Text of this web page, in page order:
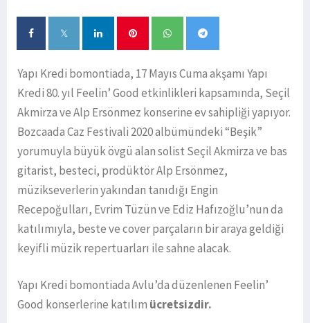
Yapı Kredi bomontiada, 17 Mayıs Cuma akşamı Yapı
Kredi 80. yıl Feelin’ Good etkinlikleri kapsamında, Seçil
Akmirza ve Alp Ersönmez konserine ev sahipliği yapıyor.
Bozcaada Caz Festivali 2020 albümündeki “Beşik”
yorumuyla büyük övgü alan solist Seçil Akmirza ve bas
gitarist, besteci, prodüktör Alp Ersönmez,
müzikseverlerin yakından tanıdığı Engin
Recepoğulları, Evrim Tüzün ve Ediz Hafızoğlu’nun da
katılımıyla, beste ve cover parçaların bir araya geldiği
keyifli müzik repertuarları ile sahne alacak.
Yapı Kredi bomontiada Avlu’da düzenlenen Feelin’
Good konserlerine katılım ücretsizdir.